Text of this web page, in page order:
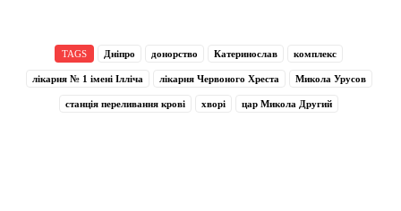
TAGS Дніпро донорство Катеринослав комплекс
лікарня № 1 імені Ілліча лікарня Червоного Хреста Микола Урусов
станція переливання крові хворі цар Микола Другий